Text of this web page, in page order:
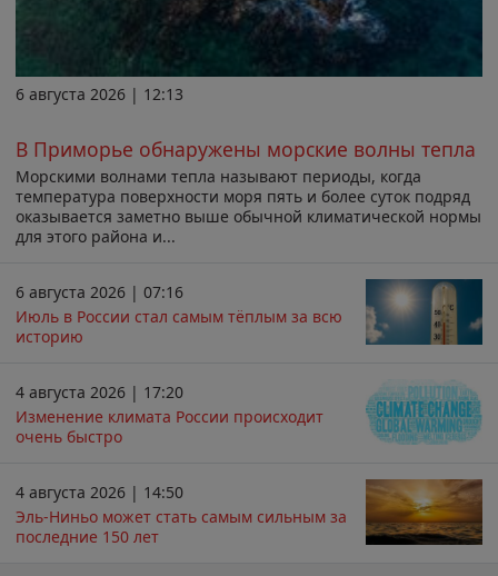
6 августа 2026 | 12:13
В Приморье обнаружены морские волны тепла
Морскими волнами тепла называют периоды, когда
температура поверхности моря пять и более суток подряд
оказывается заметно выше обычной климатической нормы
для этого района и...
6 августа 2026 | 07:16
Июль в России стал самым тёплым за всю
историю
4 августа 2026 | 17:20
Изменение климата России происходит
очень быстро
4 августа 2026 | 14:50
Эль-Ниньо может стать самым сильным за
последние 150 лет